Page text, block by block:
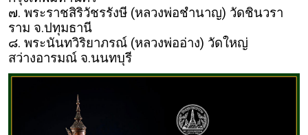
๗. พระราชสิริวัชรรังษี (หลวงพ่อชำนาญ) วัดชินวรา
ราม จ.ปทุมธานี
๘. พระนันทวิริยาภรณ์ (หลวงพ่ออ่าง) วัดใหญ่
สว่างอารมณ์ จ.นนทบุรี